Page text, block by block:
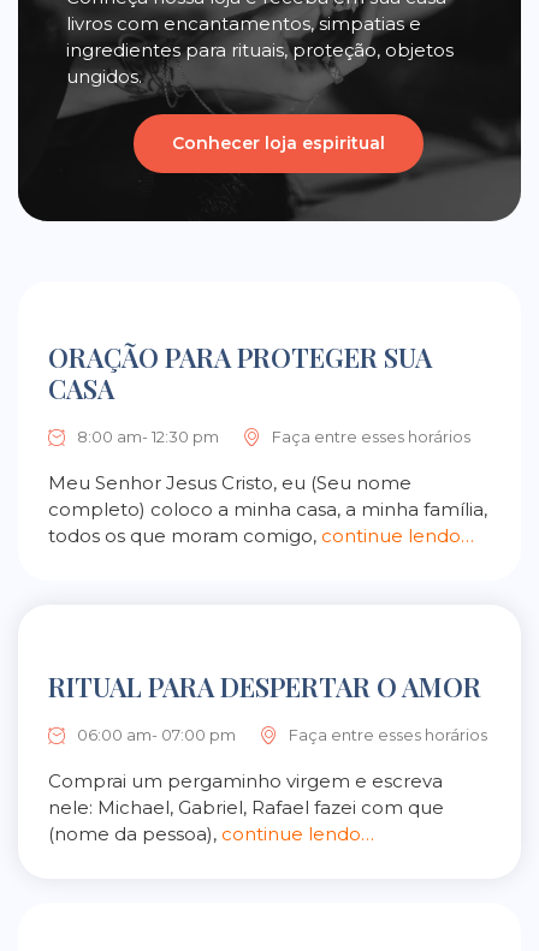
livros com encantamentos, simpatias e
ingredientes para rituais, proteção, objetos
ungidos.
Conhecer loja espiritual
ORAÇÃO PARA PROTEGER SUA
CASA
8:00 am- 12:30 pm Faça entre esses horários
Meu Senhor Jesus Cristo, eu (Seu nome
completo) coloco a minha casa, a minha família,
todos os que moram comigo, continue lendo…
RITUAL PARA DESPERTAR O AMOR
06:00 am- 07:00 pm Faça entre esses horários
Comprai um pergaminho virgem e escreva
nele: Michael, Gabriel, Rafael fazei com que
(nome da pessoa), continue lendo…